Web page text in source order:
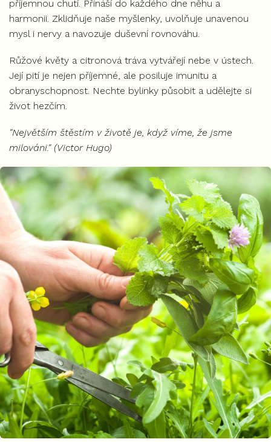
příjemnou chutí. Přináší do každého dne něhu a
harmonii. Zklidňuje naše myšlenky, uvolňuje unavenou
mysl i nervy a navozuje duševní rovnováhu.
Růžové květy a citronová tráva vytvářejí nebe v ústech.
Její pití je nejen příjemné, ale posiluje imunitu a
obranyschopnost. Nechte bylinky působit a udělejte si
život hezčím.
"Největším štěstím v životě je, když víme, že jsme
milováni." (Victor Hugo)